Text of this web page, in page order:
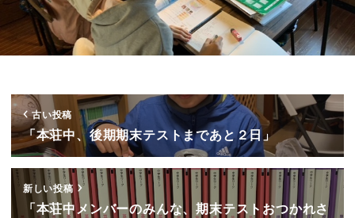
古い投稿
「本荘中、後期期末テストまであと２日」
新しい投稿
「本荘中メンバーのみんな、期末テストおつかれさ